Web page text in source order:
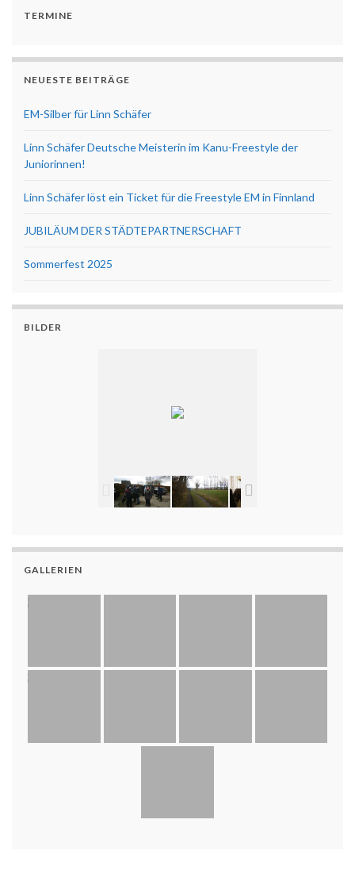
TERMINE
NEUESTE BEITRÄGE
EM-Silber für Linn Schäfer
Linn Schäfer Deutsche Meisterin im Kanu-Freestyle der
Juniorinnen!
Linn Schäfer löst ein Ticket für die Freestyle EM in Finnland
JUBILÄUM DER STÄDTEPARTNERSCHAFT
Sommerfest 2025
BILDER
GALLERIEN